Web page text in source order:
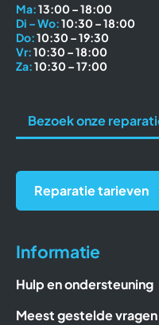
Ma:13:00 – 18:00
Di – Wo:10:30 – 18:00
Do:10:30 – 19:30
Vr:10:30 – 18:00
Za:10:30 – 17:00
Informatie
Hulp en ondersteuning
Meest gestelde vragen
Bezoek onze
Reparatie tarieven